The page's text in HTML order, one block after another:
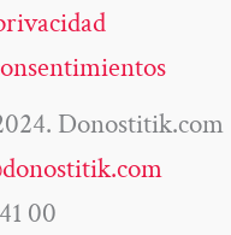
Donostitik.com
00